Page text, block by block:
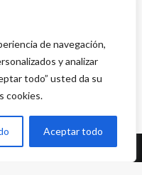
de navegación,
y analizar
todo” usted da su
cookies.
Aceptar todo